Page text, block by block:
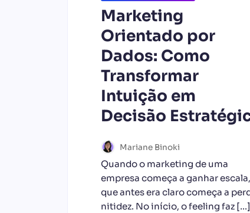
Marketing
Orientado por
Dados: Como
Transformar
Intuição em
Decisão
Mariane Binoki
Quando o marketing de uma
empresa começa a ganhar
que antes era claro começa a
nitidez. No início, o feeling faz […]